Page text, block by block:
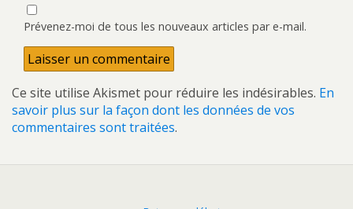
Prévenez-moi de tous les nouveaux articles par e-mail.
Ce site utilise Akismet pour réduire les indésirables. En
savoir plus sur la façon dont les données de vos
commentaires sont traitées.